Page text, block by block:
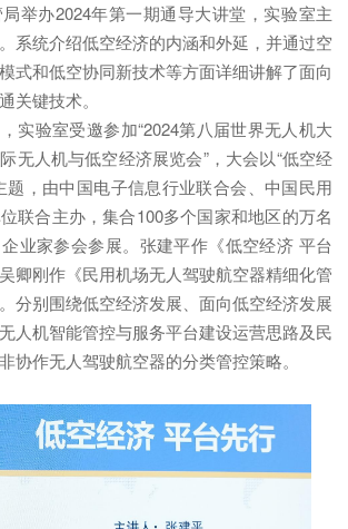
举办2024年第一期通导大讲堂，实验室主
系统介绍低空经济的内涵和外延，并通过空
式和低空协同新技术等方面详细讲解了面向
关键技术。
实验室受邀参加“2024第八届世界无人机大
无人机与低空经济展览会”，大会以“低空经
题，由中国电子信息行业联合会、中国民用
联合主办，集合100多个国家和地区的万名
业家参会参展。张建平作《低空经济 平台
卿刚作《民用机场无人驾驶航空器精细化管
分别围绕低空经济发展、面向低空经济发展
人机智能管控与服务平台建设运营思路及民
协作无人驾驶航空器的分类管控策略。